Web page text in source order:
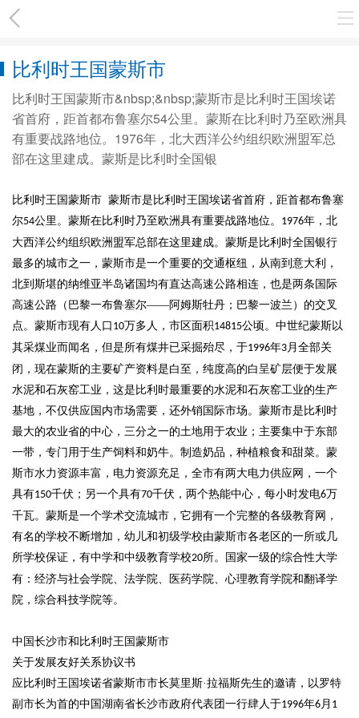
比利时王国蒙斯市
比利时王国蒙斯市&nbsp;&nbsp;蒙斯市是比利时王国埃诺
省首府，距首都布鲁塞尔54公里。蒙斯在比利时乃至欧洲具
有重要战路地位。1976年，北大西洋公约组织欧洲盟军总
部在这里建成。蒙斯是比利时全国银
比利时王国蒙斯市 蒙斯市是比利时王国埃诺省首府，距首都布鲁塞
尔54公里。蒙斯在比利时乃至欧洲具有重要战路地位。 1976年，北
大西洋公约组织欧洲盟军总部在这里建成。蒙斯是比利时全国银行
最多的城市之一，蒙斯市是一个重要的交通枢纽，从南到意大利，
北到斯堪的纳维亚半岛诸国均有直达高速公路相连，也是两条国际
高速公路（巴黎一布鲁塞尔——阿姆斯牡丹；巴黎一波兰）的交叉
点。蒙斯市现有人口 10万多人，市区面积14815公顷。中世纪蒙斯以
其采煤业而闻名，但是所有煤井已采掘殆尽，于1996年3月全部关
闭，现在蒙斯的主要矿产资料是白至，纯度高的白呈矿层便于发展
水泥和石灰窑工业，这是比利时最重要的水泥和石灰窑工业的生产
基地，不仅供应国内市场需要，还外销国际市场。蒙斯市是比利时
最大的农业省的中心，三分之一的土地用于农业；主要集中于东部
一带，专门用于生产饲料和奶牛。制造奶品，种植粮食和甜菜。蒙
斯市水力资源丰富，电力资源充足，全市有两大电力供应网，一个
具有150千伏；另一个具有70千伏，两个热能中心，每小时发电6万
千瓦。蒙斯是一个学术交流城市，它拥有一个完整的各级教育网，
有名的学校不断增加，幼儿和初级学校由蒙斯市各老区的一所或几
所学校保证，有中学和中级教育学校20所。国家一级的综合性大学
有：经济与社会学院、法学院、医药学院、心理教育学院和翻译学
院，综合科技学院等。
中国长沙市和比利时王国蒙斯市
关于发展友好关系协议书
应比利时王国埃诺省蒙斯市市长莫里斯·拉福斯先生的邀请，以罗特
副市长为首的中国湖南省长沙市政府代表团一行肆人于1996年6月 1